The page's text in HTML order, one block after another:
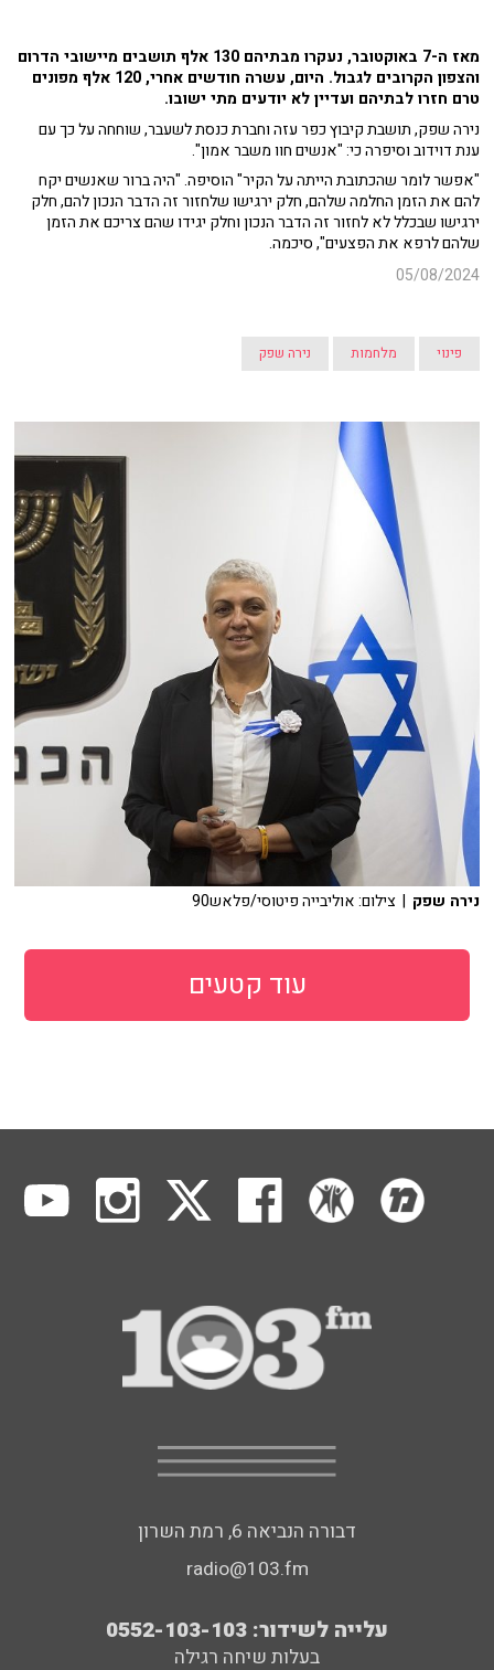
מאז ה-7 באוקטובר, נעקרו מבתיהם 130 אלף תושבים מיישובי הדרום
והצפון הקרובים לגבול. היום, עשרה חודשים אחרי, 120 אלף מפונים
טרם חזרו לבתיהם ועדיין לא יודעים מתי ישובו.
נירה שפק, תושבת קיבוץ כפר עזה וחברת כנסת לשעבר, שוחחה על כך עם
ענת דוידוב וסיפרה כי:"אנשים חוו משבר אמון".
"אפשר לומר שהכתובת הייתה על הקיר" הוסיפה. "היה ברור שאנשים יקח
להם את הזמן החלמה שלהם, חלק ירגישו שלחזור זה הדבר הנכון להם, חלק
ירגישו שבכלל לא לחזור זה הדבר הנכון וחלק יגידו שהם צריכם את הזמן
שלהם לרפא את הפצעים", סיכמה.
05/08/2024
פינוי מלחמות נירה שפק
נירה שפק | צילום: אוליבייה פיטוסי/פלאש90
עוד קטעים
דבורה הנביאה 6, רמת השרון
radio@103.fm
עלייה לשידור: 0552-103-103
בעלות שיחה רגילה